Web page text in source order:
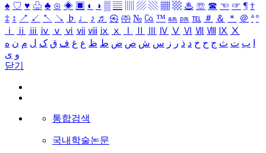
♠ ♡ ♥ ♧ ♣ ⊙ ◈ ▣ ◐ ◑ ▒ ▤ ▨ ▧ ▦ ▩ ♨ ☏ ☎ ☜ ☞ ¶ †
‡ ↕ ↗ ↙ ↖ ↘ ♭ ♩ ♪ ♬ ㉿ ㈜ № ㏇ ™ ㏂ ㏘ ℡ ＃ ＆ ＊ ＠ ª º
ⅰ
ⅱ ⅲ ⅳ ⅴ ⅵ ⅶ ⅷ ⅸ ⅹ Ⅳ Ⅴ Ⅵ Ⅶ Ⅷ Ⅸ Ⅹ
ب ت ث ج ح خ د ذ ر ز س ش ص ض ط ظ ع غ ف ق ک ل م ن ه
و ی
닫기
통합검색
국내학술논문